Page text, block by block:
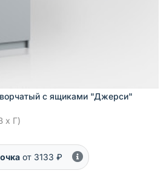
с ящиками "Джерси"
x Г)
от 3133 ₽